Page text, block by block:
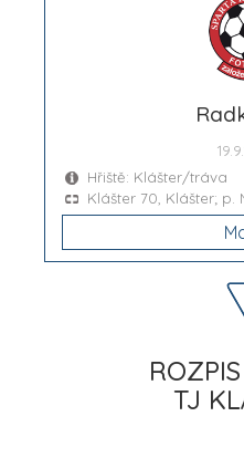
Hřiště: Klášter/tráva
Klášter 70, Klášter; p.
TJ